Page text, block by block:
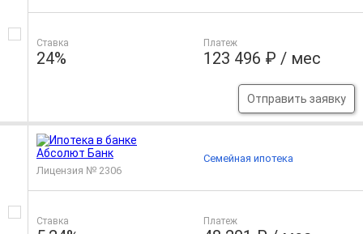
Ставка
24%
Платеж
123 496 ₽ / мес
Отправить заявку
Лицензия № 2306
Ставка Платеж
Семейная ипотека